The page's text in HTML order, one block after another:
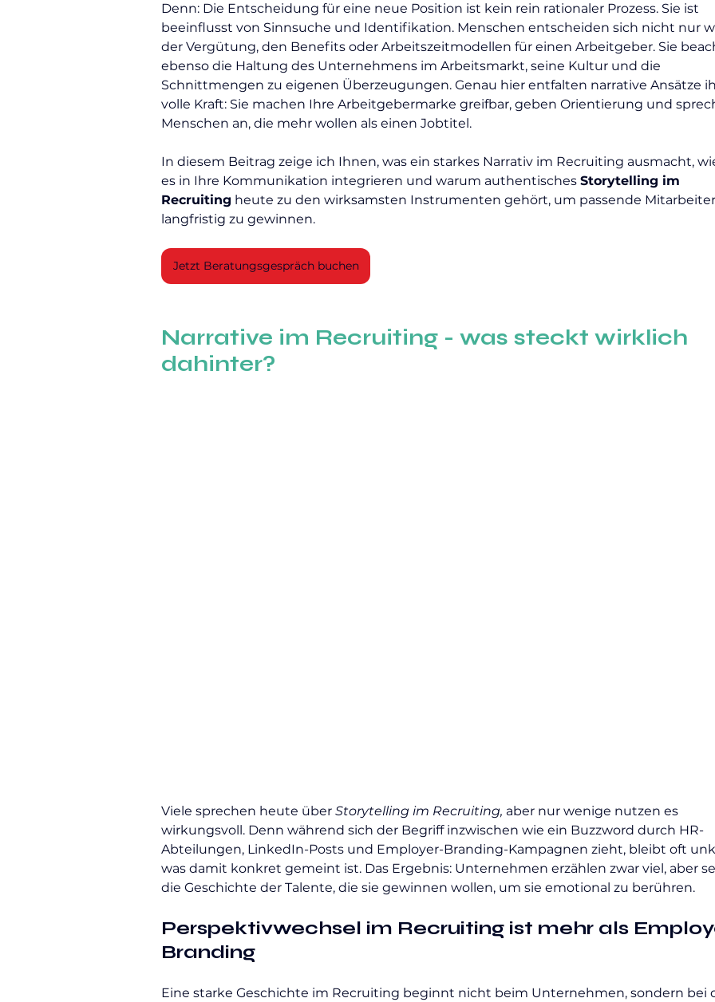
Denn: Die Entscheidung für eine neue Position ist kein rein rationaler Prozess. Sie ist
beeinflusst von Sinnsuche und Identifikation. Menschen entscheiden sich nicht nur
der Vergütung, den Benefits oder Arbeitszeitmodellen für einen Arbeitgeber. Sie
ebenso die Haltung des Unternehmens im Arbeitsmarkt, seine Kultur und die
Schnittmengen zu eigenen Überzeugungen. Genau hier entfalten narrative Ansätze
volle Kraft: Sie machen Ihre Arbeitgebermarke greifbar, geben Orientierung und
Menschen an, die mehr wollen als einen Jobtitel.
In diesem Beitrag zeige ich Ihnen, was ein starkes Narrativ im Recruiting ausmacht,
es in Ihre Kommunikation integrieren und warum authentisches Storytelling im
Recruiting heute zu den wirksamsten Instrumenten gehört, um passende
langfristig zu gewinnen.
Jetzt Beratungsgespräch buchen
Narrative im Recruiting - was steckt wirklich
dahinter?
Viele sprechen heute über Storytelling im Recruiting, aber nur wenige nutzen es
wirkungsvoll. Denn während sich der Begriff inzwischen wie ein Buzzword durch HR-
Abteilungen, LinkedIn-Posts und Employer-Branding-Kampagnen zieht, bleibt oft
was damit konkret gemeint ist. Das Ergebnis: Unternehmen erzählen zwar viel, aber
die Geschichte der Talente, die sie gewinnen wollen, um sie emotional zu berühren.
Perspektivwechsel im Recruiting ist mehr als
Branding
Eine starke Geschichte im Recruiting beginnt nicht beim Unternehmen, sondern bei